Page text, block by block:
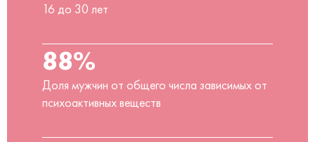
16 до 30 лет
88%
Доля мужчин от общего числа зависимых от
психоактивных веществ